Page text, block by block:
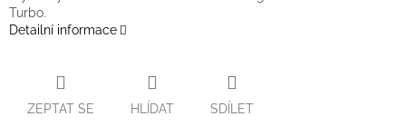
Turbo.
Detailní informace
ZEPTAT SE HLÍDAT SDÍLET